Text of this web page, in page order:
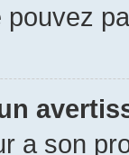
a son